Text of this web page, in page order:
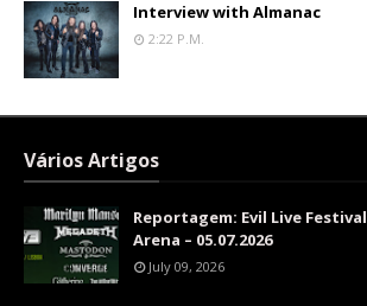
Interview with Almanac
2:22 P.m.
Vários Artigos
Reportagem: Evil Live Festival
Arena – 05.07.2026
July 09, 2026